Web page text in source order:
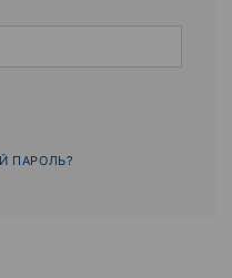
ПАРОЛЬ?